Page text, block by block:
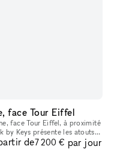
face Tour Eiffel
face Tour Eiffel, à proximité
by Keys présente les atouts
néo-cla
de7 200 € par jour